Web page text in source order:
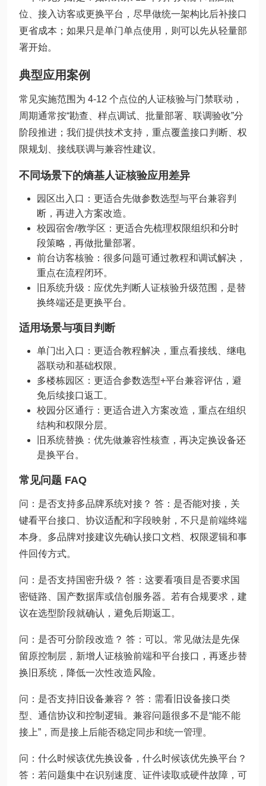
位、接入访客或更换平台，尽早做统一架构比后补接口
更省成本；如果只是单门单点使用，则可以先从轻量部
署开始。
典型应用案例
常见实施范围为 4-12 个点位的人证核验与门禁联动，
周期通常按“勘查、样点调试、批量部署、联调验收”分
阶段推进；我们提供技术支持，重点覆盖接口判断、权
限规划、接线联调与兼容性建议。
不同场景下的熵基人证核验应用差异
园区出入口：更适合先做参数选型与平台兼容判
断，再进入方案改造。
校园宿舍/教学区：更适合先梳理权限组织和分时
段策略，再做批量部署。
前台访客核验：很多问题可通过教程和调试解决，
重点在流程闭环。
旧系统升级：应优先判断人证核验升级范围，是替
换终端还是更换平台。
适用场景与项目判断
单门出入口：更适合教程解决，重点看接线、继电
器联动和基础权限。
多楼栋园区：更适合参数选型+平台兼容评估，避
免后续接口返工。
校园分区通行：更适合进入方案改造，重点在组织
结构和权限分层。
旧系统替换：优先做兼容性核查，再决定换设备还
是换平台。
常见问题 FAQ
问：是否支持多品牌系统对接？ 答：是否能对接，关
键看平台接口、协议适配和字段映射，不只是前端终端
本身。多品牌对接建议先确认接口文档、权限逻辑和事
件回传方式。
问：是否支持国密升级？ 答：这要看项目是否要求国
密链路、国产数据库或信创服务器。若有合规要求，建
议在选型阶段就确认，避免后期返工。
问：是否可分阶段改造？ 答：可以。常见做法是先保
留原控制层，新增人证核验前端和平台接口，再逐步替
换旧系统，降低一次性改造风险。
问：是否支持旧设备兼容？ 答：需看旧设备接口类
型、通信协议和控制逻辑。兼容问题很多不是“能不能
接上”，而是接上后能否稳定同步和统一管理。
问：什么时候该优先换设备，什么时候该优先换平台？
答：若问题集中在识别速度、证件读取或硬件故障，可